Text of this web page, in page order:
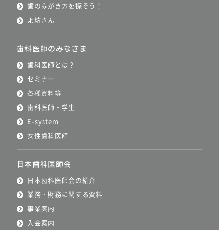
歯のみがき方を探そう！
よ坊さん
歯科医師のみなさま
歯科医師とは？
セミナー
各種資料等
歯科医師・学生
E-system
女性歯科医師
日本歯科医師会
日本歯科医師会の紹介
業務・財務に関する資料
事業案内
入会案内